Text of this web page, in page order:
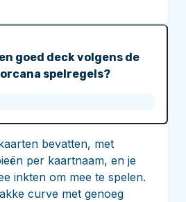
goed deck volgens de
spelregels?
bevatten, met
per kaartnaam, en je
inkten om mee te spelen.
curve met genoeg